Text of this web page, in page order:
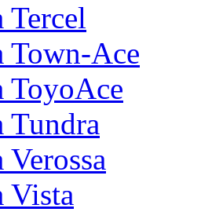
Tercel
Town-Ace
ToyoAce
Tundra
Vista